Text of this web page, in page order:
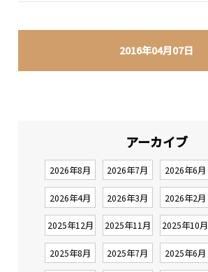
2016年04月07日
アーカイブ
2026年8月 2026年7月 2026年6月
2026年4月 2026年3月 2026年2月
2025年12月 2025年11月 2025年10月
2025年8月 2025年7月 2025年6月